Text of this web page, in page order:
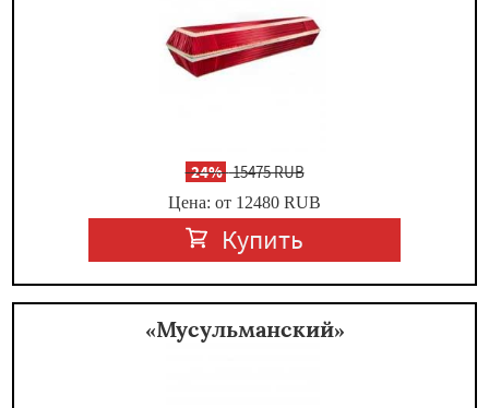
-24%15475 RUB
Цена: от 12480 RUB
Купить
«Мусульманский»